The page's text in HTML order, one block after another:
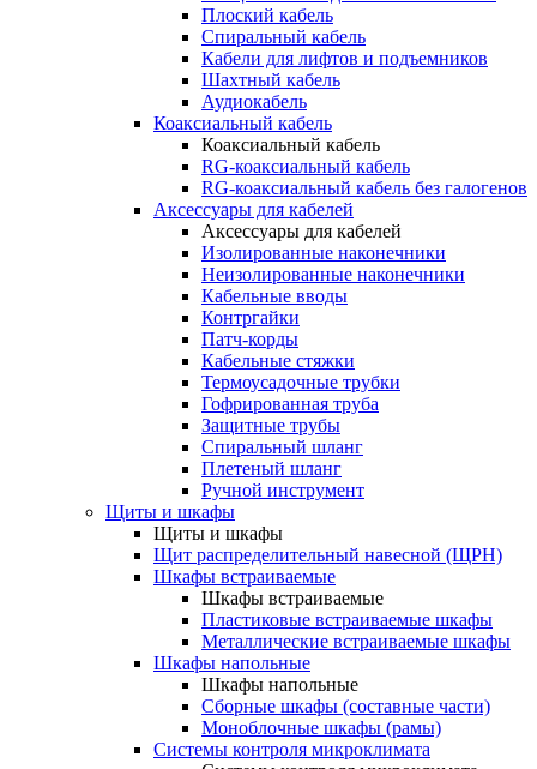
Плоский кабель
Спиральный кабель
Кабели для лифтов и подъемников
Шахтный кабель
Аудиокабель
Коаксиальный кабель
Коаксиальный кабель
RG-коаксиальный кабель
RG-коаксиальный кабель без галогенов
Аксессуары для кабелей
Аксессуары для кабелей
Изолированные наконечники
Неизолированные наконечники
Кабельные вводы
Контргайки
Патч-корды
Кабельные стяжки
Термоусадочные трубки
Гофрированная труба
Защитные трубы
Спиральный шланг
Плетеный шланг
Ручной инструмент
Щиты и шкафы
Щиты и шкафы
Щит распределительный навесной (ЩРН)
Шкафы встраиваемые
Шкафы встраиваемые
Пластиковые встраиваемые шкафы
Металлические встраиваемые шкафы
Шкафы напольные
Шкафы напольные
Сборные шкафы (составные части)
Моноблочные шкафы (рамы)
Системы контроля микроклимата